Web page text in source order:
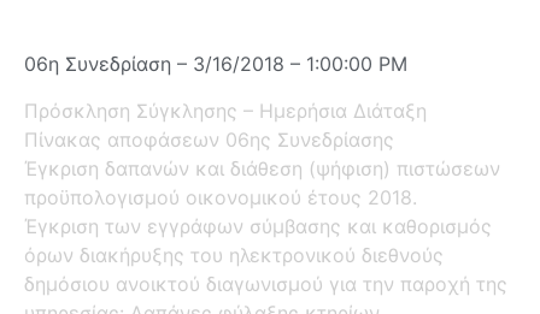
06η Συνεδρίαση – 3/16/2018 – 1:00:00 PM
Πρόσκληση Σύγκλησης – Ημερήσια Διάταξη
Πίνακας αποφάσεων 06ης Συνεδρίασης
Έγκριση δαπανών και διάθεση (ψήφιση) πιστώσεων
προϋπολογισμού οικονομικού έτους 2018.
Έγκριση των εγγράφων σύμβασης και καθορισμός
όρων διακήρυξης του ηλεκτρονικού διεθνούς
δημόσιου ανοικτού διαγωνισμού για την παροχή της